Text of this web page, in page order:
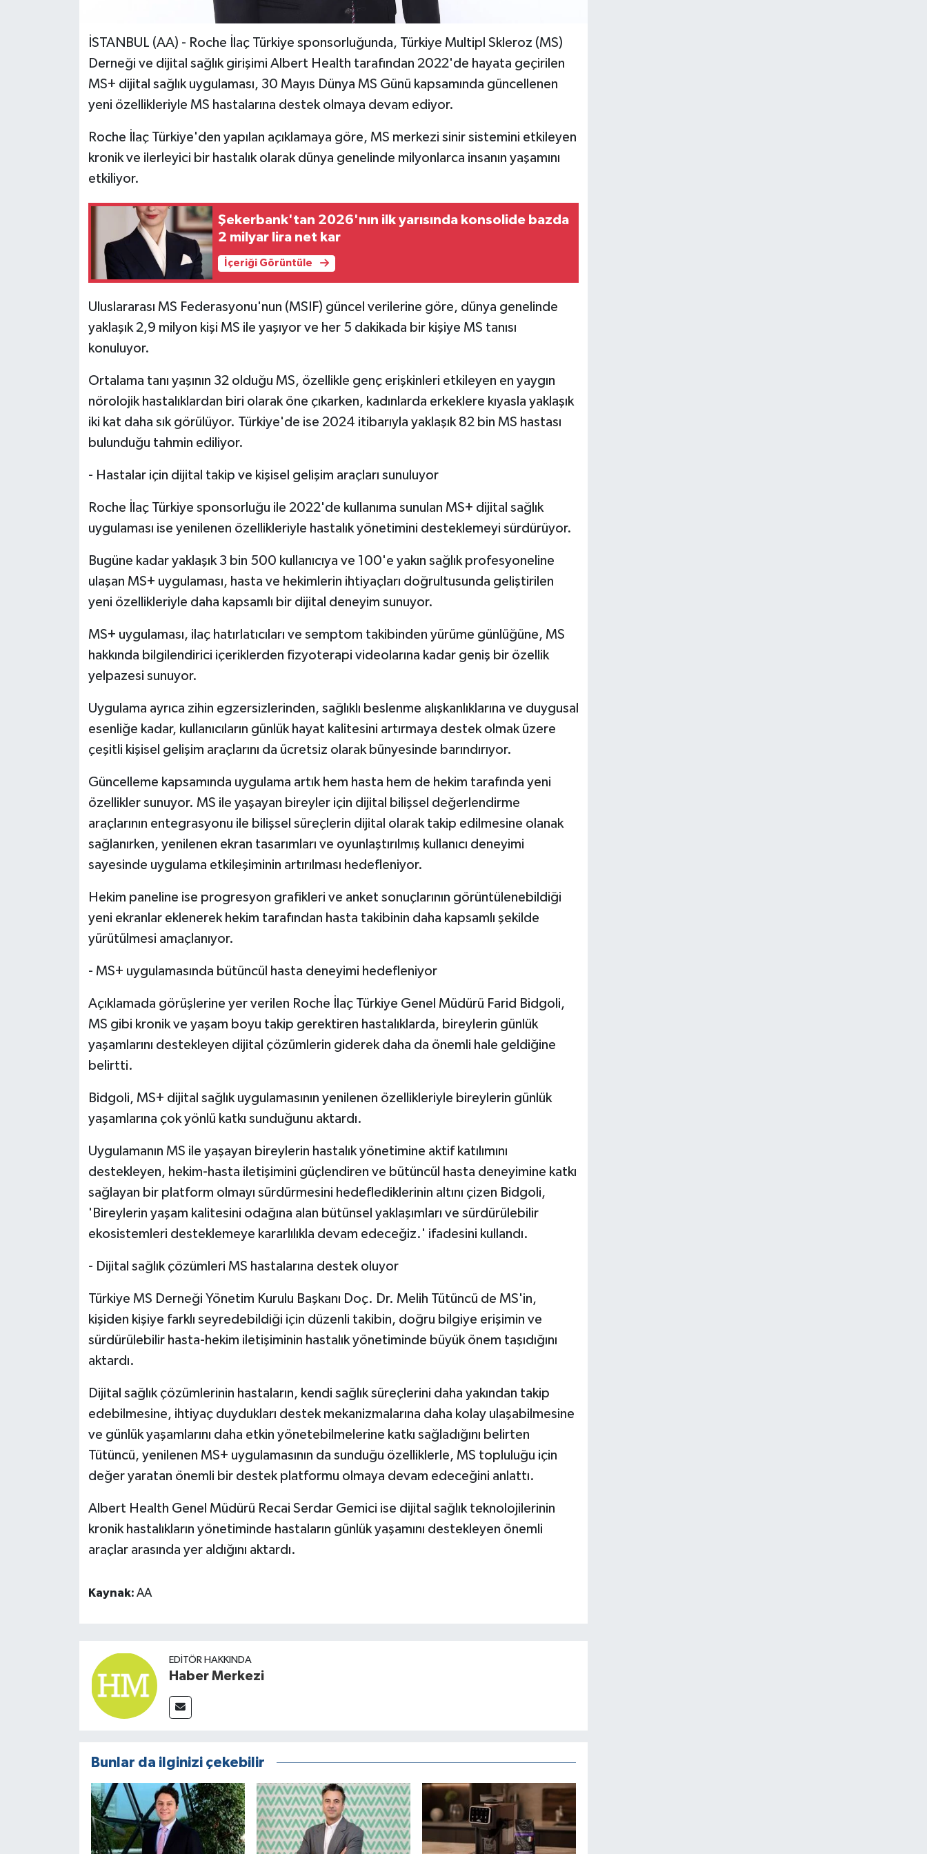
İSTANBUL (AA) - Roche İlaç Türkiye sponsorluğunda, Türkiye Multipl Skleroz (MS)
Derneği ve dijital sağlık girişimi Albert Health tarafından 2022'de hayata geçirilen
MS+ dijital sağlık uygulaması, 30 Mayıs Dünya MS Günü kapsamında güncellenen
yeni özellikleriyle MS hastalarına destek olmaya devam ediyor.
Roche İlaç Türkiye'den yapılan açıklamaya göre, MS merkezi sinir sistemini etkileyen
kronik ve ilerleyici bir hastalık olarak dünya genelinde milyonlarca insanın yaşamını
etkiliyor.
Şekerbank'tan 2026'nın ilk yarısında konsolide bazda
2 milyar lira net kar
İçeriği Görüntüle
Uluslararası MS Federasyonu'nun (MSIF) güncel verilerine göre, dünya genelinde
yaklaşık 2,9 milyon kişi MS ile yaşıyor ve her 5 dakikada bir kişiye MS tanısı
konuluyor.
Ortalama tanı yaşının 32 olduğu MS, özellikle genç erişkinleri etkileyen en yaygın
nörolojik hastalıklardan biri olarak öne çıkarken, kadınlarda erkeklere kıyasla yaklaşık
iki kat daha sık görülüyor. Türkiye'de ise 2024 itibarıyla yaklaşık 82 bin MS hastası
bulunduğu tahmin ediliyor.
- Hastalar için dijital takip ve kişisel gelişim araçları sunuluyor
Roche İlaç Türkiye sponsorluğu ile 2022'de kullanıma sunulan MS+ dijital sağlık
uygulaması ise yenilenen özellikleriyle hastalık yönetimini desteklemeyi sürdürüyor.
Bugüne kadar yaklaşık 3 bin 500 kullanıcıya ve 100'e yakın sağlık profesyoneline
ulaşan MS+ uygulaması, hasta ve hekimlerin ihtiyaçları doğrultusunda geliştirilen
yeni özellikleriyle daha kapsamlı bir dijital deneyim sunuyor.
MS+ uygulaması, ilaç hatırlatıcıları ve semptom takibinden yürüme günlüğüne, MS
hakkında bilgilendirici içeriklerden fizyoterapi videolarına kadar geniş bir özellik
yelpazesi sunuyor.
Uygulama ayrıca zihin egzersizlerinden, sağlıklı beslenme alışkanlıklarına ve duygusal
esenliğe kadar, kullanıcıların günlük hayat kalitesini artırmaya destek olmak üzere
çeşitli kişisel gelişim araçlarını da ücretsiz olarak bünyesinde barındırıyor.
Güncelleme kapsamında uygulama artık hem hasta hem de hekim tarafında yeni
özellikler sunuyor. MS ile yaşayan bireyler için dijital bilişsel değerlendirme
araçlarının entegrasyonu ile bilişsel süreçlerin dijital olarak takip edilmesine olanak
sağlanırken, yenilenen ekran tasarımları ve oyunlaştırılmış kullanıcı deneyimi
sayesinde uygulama etkileşiminin artırılması hedefleniyor.
Hekim paneline ise progresyon grafikleri ve anket sonuçlarının görüntülenebildiği
yeni ekranlar eklenerek hekim tarafından hasta takibinin daha kapsamlı şekilde
yürütülmesi amaçlanıyor.
- MS+ uygulamasında bütüncül hasta deneyimi hedefleniyor
Açıklamada görüşlerine yer verilen Roche İlaç Türkiye Genel Müdürü Farid Bidgoli,
MS gibi kronik ve yaşam boyu takip gerektiren hastalıklarda, bireylerin günlük
yaşamlarını destekleyen dijital çözümlerin giderek daha da önemli hale geldiğine
belirtti.
Bidgoli, MS+ dijital sağlık uygulamasının yenilenen özellikleriyle bireylerin günlük
yaşamlarına çok yönlü katkı sunduğunu aktardı.
Uygulamanın MS ile yaşayan bireylerin hastalık yönetimine aktif katılımını
destekleyen, hekim-hasta iletişimini güçlendiren ve bütüncül hasta deneyimine katkı
sağlayan bir platform olmayı sürdürmesini hedeflediklerinin altını çizen Bidgoli,
'Bireylerin yaşam kalitesini odağına alan bütünsel yaklaşımları ve sürdürülebilir
ekosistemleri desteklemeye kararlılıkla devam edeceğiz.' ifadesini kullandı.
- Dijital sağlık çözümleri MS hastalarına destek oluyor
Türkiye MS Derneği Yönetim Kurulu Başkanı Doç. Dr. Melih Tütüncü de MS'in,
kişiden kişiye farklı seyredebildiği için düzenli takibin, doğru bilgiye erişimin ve
sürdürülebilir hasta-hekim iletişiminin hastalık yönetiminde büyük önem taşıdığını
aktardı.
Dijital sağlık çözümlerinin hastaların, kendi sağlık süreçlerini daha yakından takip
edebilmesine, ihtiyaç duydukları destek mekanizmalarına daha kolay ulaşabilmesine
ve günlük yaşamlarını daha etkin yönetebilmelerine katkı sağladığını belirten
Tütüncü, yenilenen MS+ uygulamasının da sunduğu özelliklerle, MS topluluğu için
değer yaratan önemli bir destek platformu olmaya devam edeceğini anlattı.
Albert Health Genel Müdürü Recai Serdar Gemici ise dijital sağlık teknolojilerinin
kronik hastalıkların yönetiminde hastaların günlük yaşamını destekleyen önemli
araçlar arasında yer aldığını aktardı.
Kaynak: AA
EDITÖR HAKKINDA
Haber Merkezi
Bunlar da ilginizi çekebilir